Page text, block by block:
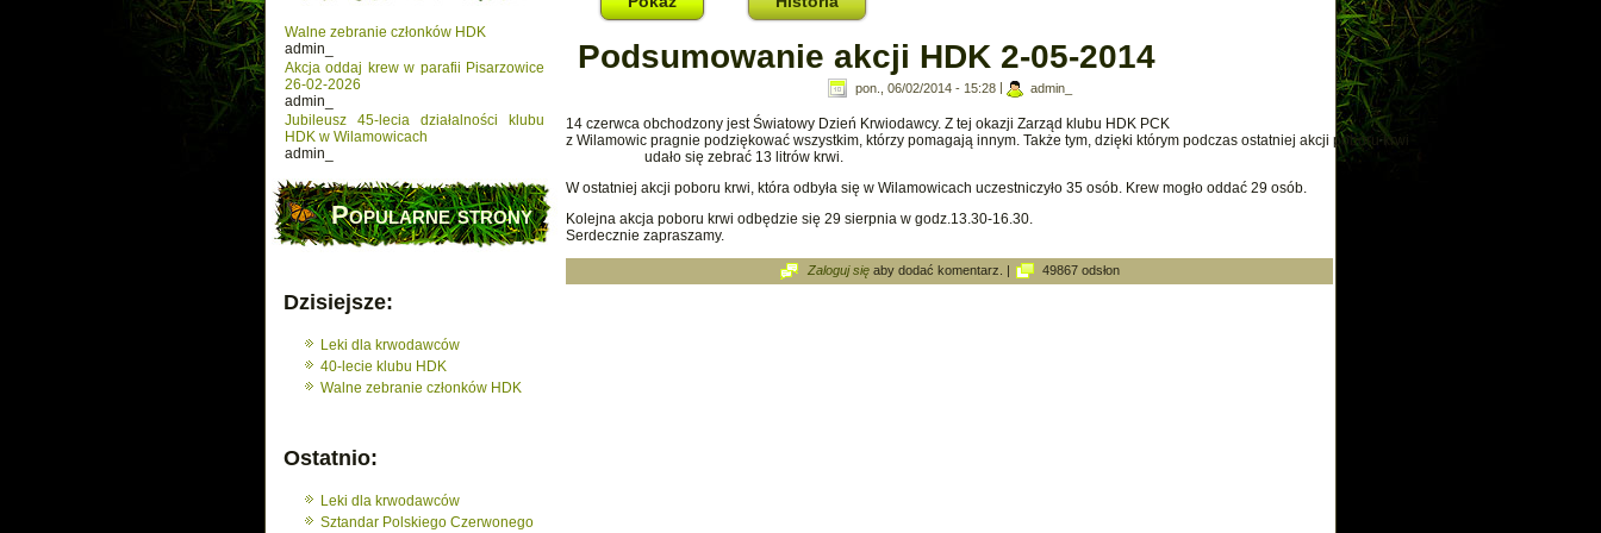
Walne zebranie członków HDK
admin_
Akcja oddaj krew w parafii Pisarzowice
26-02-2026
admin_
Jubileusz 45-lecia działalności klubu
HDK w Wilamowicach
admin_
Popularne strony
Dzisiejsze:
Leki dla krwodawców
40-lecie klubu HDK
Walne zebranie członków HDK
Ostatnio:
Leki dla krwodawców
Sztandar Polskiego Czerwonego
Podsumowanie akcji HDK 2-05-2014
pon., 06/02/2014 - 15:28 admin_
14 czerwca obchodzony jest Światowy Dzień Krwiodawcy. Z tej okazji Zarząd klubu HDK PCK
z Wilamowic pragnie podziękować wszystkim, którzy pomagają innym. Także tym, dzięki którym podczas ostatniej akcji poboru krwi
udało się zebrać 13 litrów krwi.
W ostatniej akcji poboru krwi, która odbyła się w Wilamowicach uczestniczyło 35 osób. Krew mogło oddać 29 osób.
Kolejna akcja poboru krwi odbędzie się 29 sierpnia w godz.13.30-16.30.
Serdecznie zapraszamy.
Zaloguj się aby dodać komentarz. 49867 odsłon